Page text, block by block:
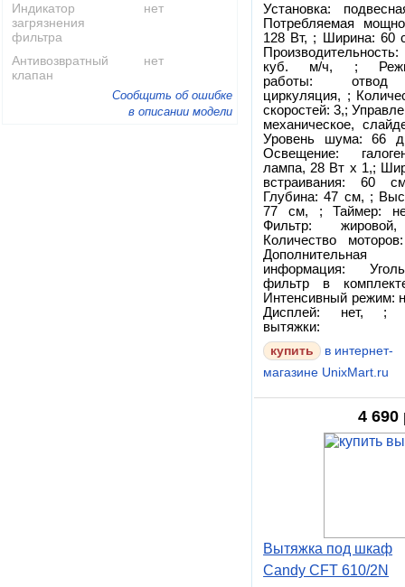
Индикатор
загрязнения
фильтра
нет
Антивозвратный
клапан
нет
Сообщить об ошибке
в описании модели
Установка:
Потребляемая
128 Вт, ; Ширина: 60
куб. м/ч, ;
работы:
циркуляция, ;
скоростей: 3,;
механическое,
Уровень шума: 66
Освещение:
лампа, 28 Вт х 1,;
встраивания: 60
Глубина: 47 см, ;
77 см, ; Таймер:
Фильтр:
Количество
Дополнительная
информация:
фильтр в
Интенсивный режим:
Дисплей: нет, ;
вытяжки:
купить
в интернет-
магазине UnixMart.ru
4 690
Вытяжка под шкаф
Candy CFT 610/2N